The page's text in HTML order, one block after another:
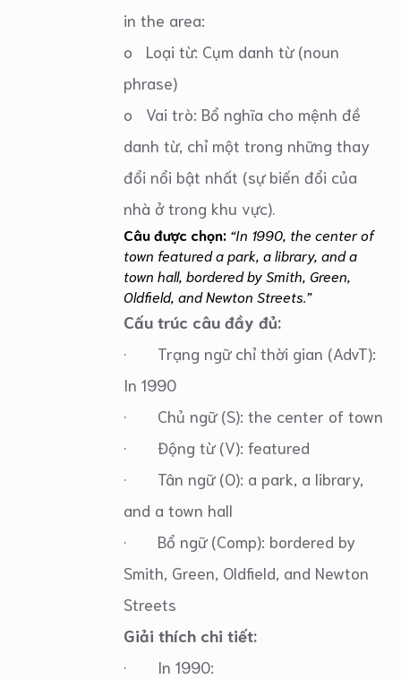
in the area:
o Loại từ: Cụm danh từ (noun
phrase)
o Vai trò: Bổ nghĩa cho mệnh đề
danh từ, chỉ một trong những thay
đổi nổi bật nhất (sự biến đổi của
nhà ở trong khu vực).
Câu được chọn: “In 1990, the center of
town featured a park, a library, and a
town hall, bordered by Smith, Green,
Oldfield, and Newton Streets.”
Cấu trúc câu đầy đủ:
· Trạng ngữ chỉ thời gian (AdvT):
In 1990
· Chủ ngữ (S): the center of town
· Động từ (V): featured
· Tân ngữ (O): a park, a library,
and a town hall
· Bổ ngữ (Comp): bordered by
Smith, Green, Oldfield, and Newton
Streets
Giải thích chi tiết:
· In 1990: